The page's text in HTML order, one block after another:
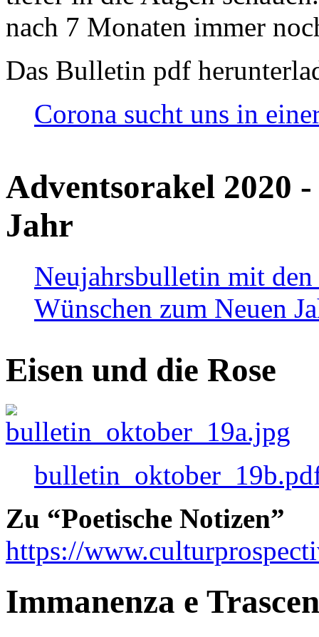
nach 7 Monaten immer
Das Bulletin pdf
Corona sucht uns in
Adventsorakel 2020
Jahr
Neujahrsbulletin mit den
Wünschen zum Neuen
Eisen und die Rose
Zu “Poetische Notizen”
https://
Immanenza e